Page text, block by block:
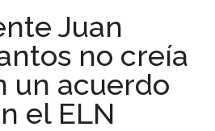
Juan
no creía
un acuerdo
el ELN